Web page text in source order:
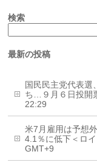
検索
最新の投稿
国民民主党代表選
ち…９月６日投開
22:29
米7月雇用は予想
4.1％に低下＜ロ
GMT+9